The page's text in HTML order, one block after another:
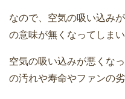
なので、空気の吸い込み
の意味が無くなってしまい
空気の吸い込みが悪くな
の汚れや寿命やファンの